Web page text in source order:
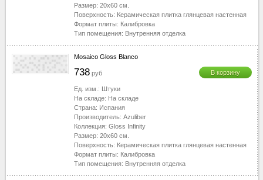
Размер: 20x60 см.
Поверхность: Керамическая плитка глянцевая настенная
Формат плиты: Калибровка
Тип помещения: Внутренняя отделка
Mosaico Gloss Blanco
738 руб В корзину
Ед. изм.: Штуки
На складе: На складе
Страна: Испания
Производитель: Azuliber
Коллекция: Gloss Infinity
Размер: 20x60 см.
Поверхность: Керамическая плитка глянцевая настенная
Формат плиты: Калибровка
Тип помещения: Внутренняя отделка